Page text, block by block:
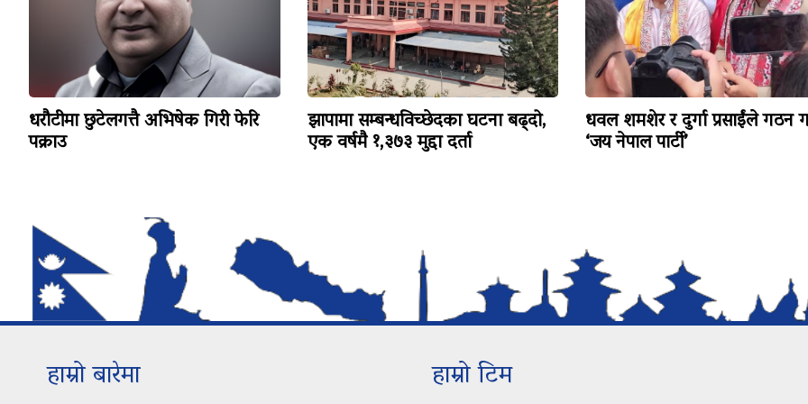
धरौटीमा छुटेलगत्तै अभिषेक गिरी फेरि
पक्राउ
झापामा सम्बन्धविच्छेदका घटना बढ्दो,
एक वर्षमै १,३७३ मुद्दा दर्ता
धवल शमशेर र दुर्गा प्रसाईंले गठन
‘जय नेपाल पार्टी’
हाम्रो बारेमा हाम्रो टिम